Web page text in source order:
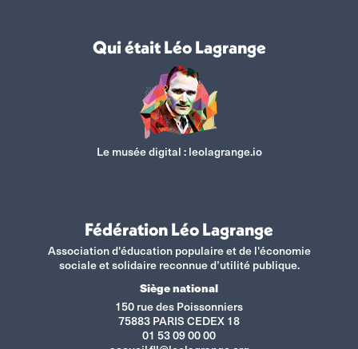
Qui était Léo Lagrange
Le musée digital :leolagrange.io
Fédération Léo Lagrange
Association d'éducation populaire et de l'économie
sociale et solidaire reconnue d’utilité publique.
Siège national
150 rue des Poissonniers
75883 PARIS CEDEX 18
01 53 09 00 00